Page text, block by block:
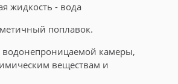
жидкость - вода
поплавок.
водонепроницаемой камеры,
веществам и